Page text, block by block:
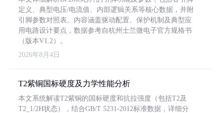
定义、典型电压/电流值、内部逻辑关系等核心数据，并附
引脚参数对照表。内容涵盖驱动配置、保护机制及典型应
用电路设计要点，数据参考自杭州士兰微电子官方规格书
（版本V1.2）。
2026年8月4日
T2紫铜国标硬度及力学性能分析
本文系统解读T2紫铜的国标硬度和抗拉强度（包括T2及
T2_1/2H状态），结合GB/T 5231-2012标准数据，详细分